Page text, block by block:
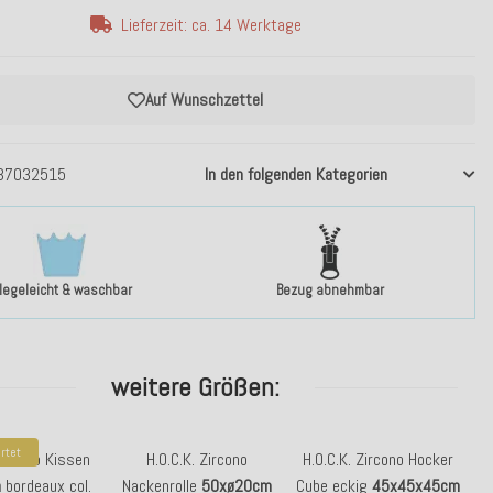
& waschbar Bezug abnehmbar
In den folgenden Kategorien
Auf Wunschzettel
Lieferzeit: ca. 14 Werktage
weitere Größen:
Zircono Kissen
bordeaux col.
H.O.C.K. Zircono
Nackenrolle 50xø20cm
H.O.C.K. Zircono Hocker
Cube eckig45x45x45cm